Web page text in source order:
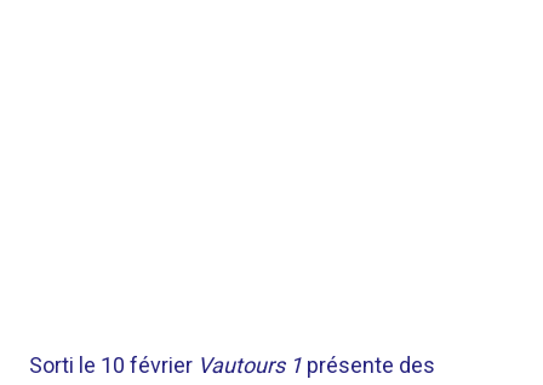
Sorti le 10 février Vautours 1 présente des